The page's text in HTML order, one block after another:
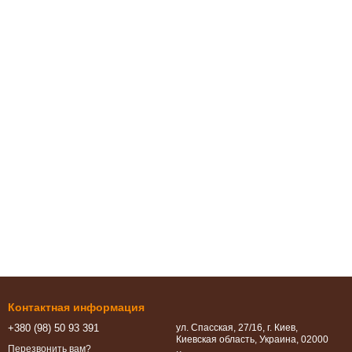
Контактная информация
+380 (98) 50 93 391
Перезвонить вам?
ул. Спасская, 27/16, г. Киев,
Киевская область, Украина, 02000